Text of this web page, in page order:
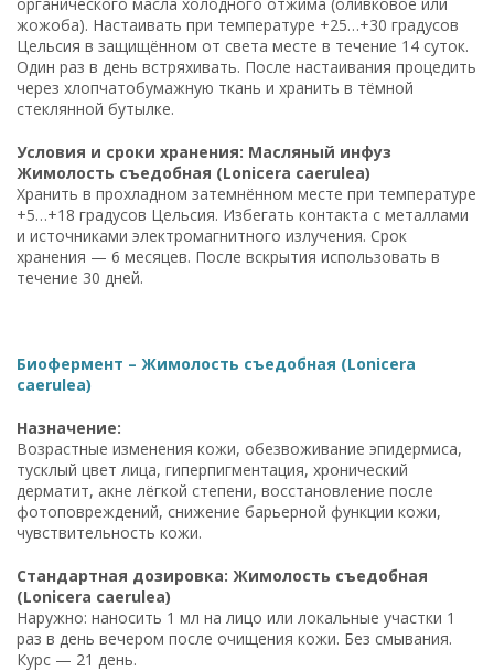
жожоба). Настаивать при температуре +25…+30 градусов
Цельсия в защищённом от света месте в течение 14 суток.
Один раз в день встряхивать. После настаивания процедить
через хлопчатобумажную ткань и хранить в тёмной
стеклянной бутылке.
Условия и сроки хранения: Масляный инфуз
Жимолость съедобная (Lonicera caerulea)
Хранить в прохладном затемнённом месте при температуре
+5…+18 градусов Цельсия. Избегать контакта с металлами
и источниками электромагнитного излучения. Срок
хранения — 6 месяцев. После вскрытия использовать в
течение 30 дней.
Биофермент – Жимолость съедобная (Lonicera
caerulea)
Назначение:
Возрастные изменения кожи, обезвоживание эпидермиса,
тусклый цвет лица, гиперпигментация, хронический
дерматит, акне лёгкой степени, восстановление после
фотоповреждений, снижение барьерной функции кожи,
чувствительность кожи.
Стандартная дозировка: Жимолость съедобная
(Lonicera caerulea)
Наружно: наносить 1 мл на лицо или локальные участки 1
раз в день вечером после очищения кожи. Без смывания.
Курс — 21 день.